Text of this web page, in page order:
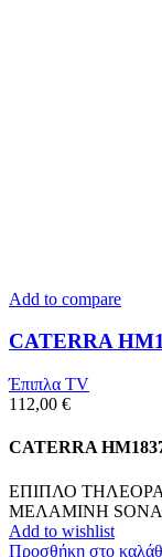
Add to compare
CATERRA
Έπιπλα TV
112,00 €
CATERRA
ΕΠΙΠΛΟ
ΜΕΛΑΜΙΝΗ
Add to wishlist
Προσθήκη στο